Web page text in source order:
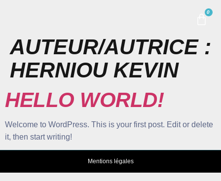
0
AUTEUR/AUTRICE :
HERNIOU KEVIN
HELLO WORLD!
Welcome to WordPress. This is your first post. Edit or delete
it, then start writing!
Mentions légales